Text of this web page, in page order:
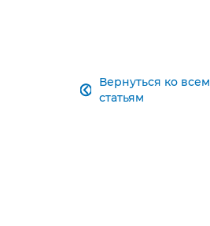
Вернуться ко всем
статьям
